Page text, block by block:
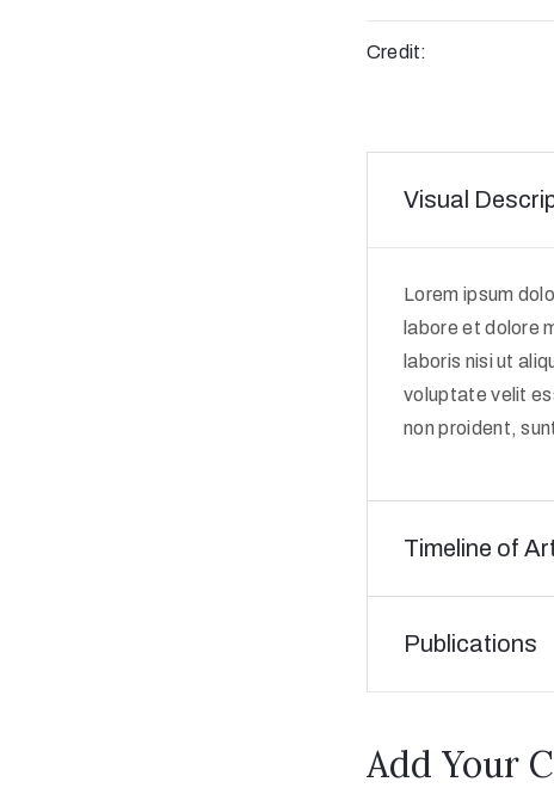
Credit:
Visual
Lorem ipsum
labore et dolore
laboris nisi ut
voluptate velit
non proident,
Timeline of
Publications
Add Your